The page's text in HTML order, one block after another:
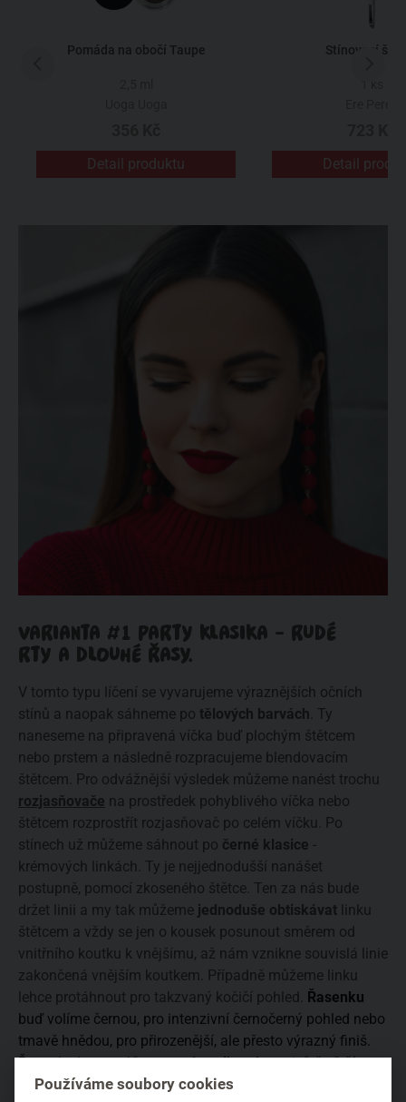
Pomáda na obočí Taupe
Detail produktu
Stínovací
Detail
VARIANTA #1 PARTY KLASIKA - RUDÉ
RTY A DLOUHÉ ŘASY.
V tomto typu líčení se vyvarujeme výraznějších očních
stínů a naopak sáhneme po tělových barvách . Ty
naneseme na připravená víčka buď plochým štětcem
nebo prstem a následně rozpracujeme blendovacím
štětcem. Pro odvážnější výsledek můžeme nanést trochu
rozjasňovače na prostředek pohyblivého víčka nebo
štětcem rozprostřít rozjasňovač po celém víčku. Po
stínech už můžeme sáhnout po černé klasice -
krémových linkách. Ty je nejjednodušší nanášet
postupně, pomocí zkoseného štětce. Ten za nás bude
držet linii a my tak můžeme jednoduše obtiskávat linku
štětcem a vždy se jen o kousek posunout směrem od
vnitřního koutku k vnějšímu, až nám vznikne souvislá linie
zakončená vnějším koutkem. Případně můžeme linku
lehce protáhnout pro takzvaný kočičí pohled. Řasenku
buď volíme černou, pro intenzivní černočerný pohled nebo
tmavě hnědou, pro přirozenější, ale přesto výrazný finiš.
Řasenku lze nanášetmetodou cik-cakpro ještě větší
objem a délku. Při této metodě nepročesáváme řasy
Používáme soubory cookies